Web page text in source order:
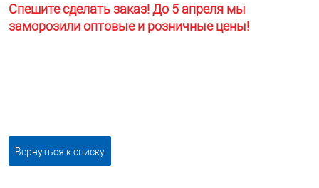
Спешите сделать заказ! До 5 апреля мы
заморозили оптовые и розничные цены!
Вернуться к списку